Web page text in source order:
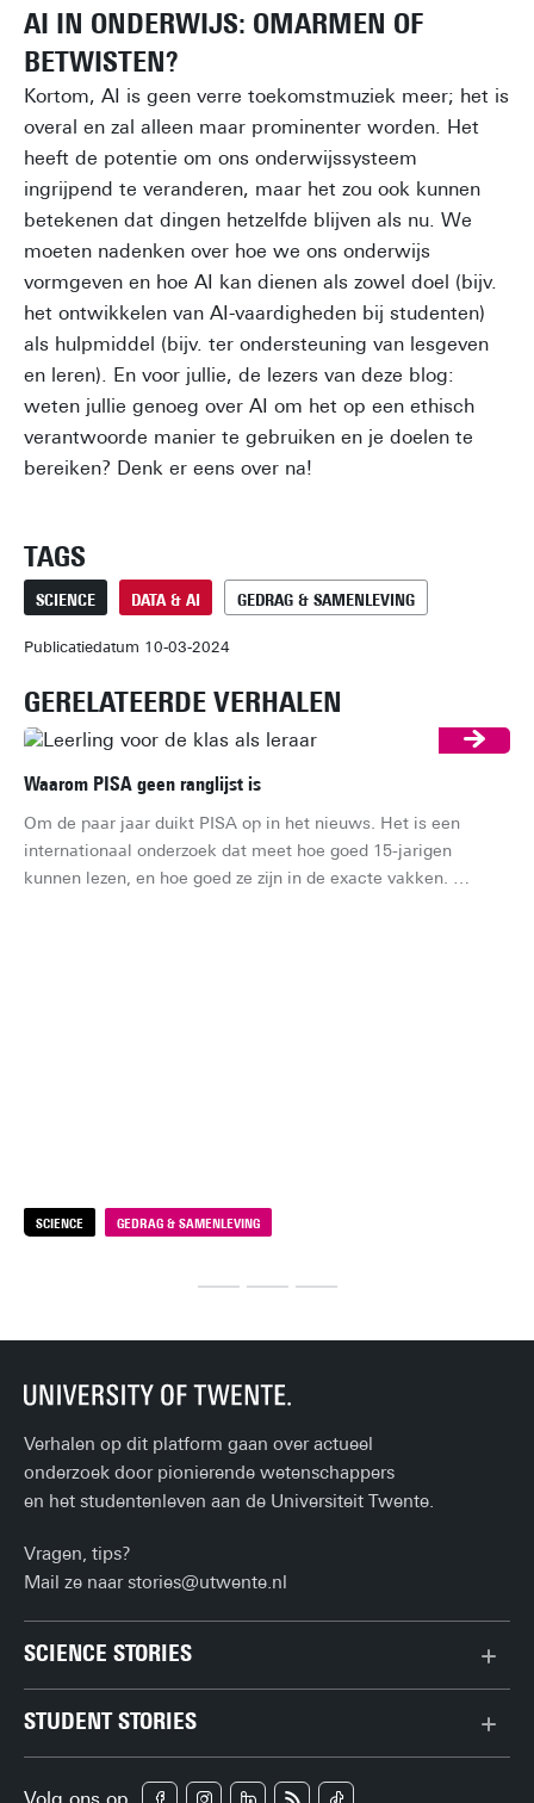
AI IN ONDERWIJS: OMARMEN OF
BETWISTEN?
Kortom, AI is geen verre toekomstmuziek meer; het is
overal en zal alleen maar prominenter worden. Het
heeft de potentie om ons onderwijssysteem
ingrijpend te veranderen, maar het zou ook kunnen
betekenen dat dingen hetzelfde blijven als nu. We
moeten nadenken over hoe we ons onderwijs
vormgeven en hoe AI kan dienen als zowel doel (bijv.
het ontwikkelen van AI-vaardigheden bij studenten)
als hulpmiddel (bijv. ter ondersteuning van lesgeven
en leren). En voor jullie, de lezers van deze blog:
weten jullie genoeg over AI om het op een ethisch
verantwoorde manier te gebruiken en je doelen te
bereiken? Denk er eens over na!
TAGS
SCIENCE DATA & AI GEDRAG & SAMENLEVING
Publicatiedatum 10-03-2024
GERELATEERDE VERHALEN
SCIENCE GEDRAG & SAMENLEVING
Waarom PISA geen ranglijst is
Om de paar jaar duikt PISA op in het nieuws. Het is een
internationaal onderzoek dat meet hoe goed 15-jarigen
kunnen lezen, en hoe goed ze zijn in de exacte vakken.
Verhalen op dit platform gaan over actueel
onderzoek door pionierende wetenschappers
en het studentenleven aan de Universiteit Twente.
Vragen, tips?
Mail ze naarstories@utwente.nl
SCIENCE STORIES
STUDENT STORIES
Volg ons op